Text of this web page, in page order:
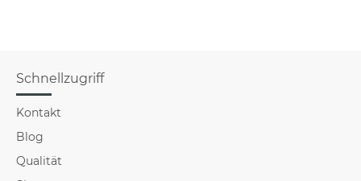
Schnellzugriff
Kontakt
Blog
Qualität